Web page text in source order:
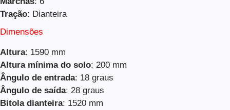
Tração: Dianteira
Dimensões
Altura: 1590 mm
Altura mínima do solo: 200 mm
Ângulo de entrada: 18 graus
Ângulo de saída: 28 graus
Bitola dianteira: 1520 mm